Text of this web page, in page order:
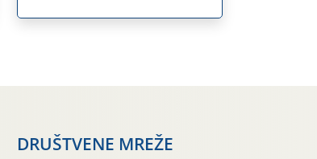
DRUŠTVENE MREŽE